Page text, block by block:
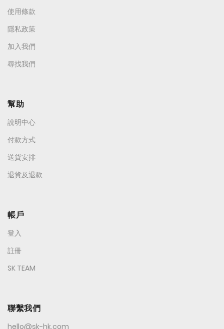
使用條款
隱私政策
加入我們
尋找我們
幫助
說明中心
付款方式
送貨安排
退貨及退款
帳戶
登入
註冊
SK TEAM
聯繫我們
hello@sk-hk.com